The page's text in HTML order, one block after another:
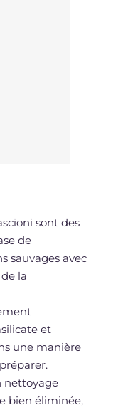
sont des
de
sauvages avec
la
et
une manière
nettoyage
bien éliminée,